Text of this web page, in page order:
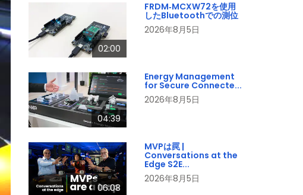
02:00
FRDM‑MCXW72を使用
したBluetoothでの測位
2026年8月5日
04:39
Energy Management
for Secure Connecte...
2026年8月5日
06:08
MVPは罠 |
Conversations at the
Edge S2E...
2026年8月5日